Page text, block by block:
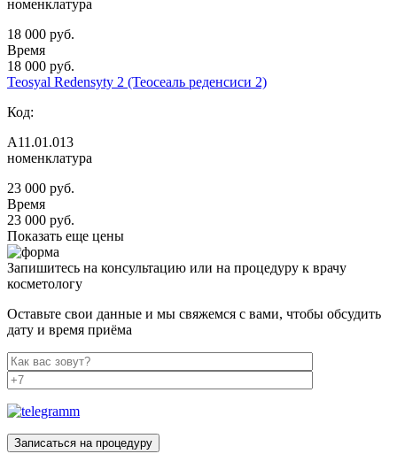
номенклатура
18 000 руб.
Время
18 000 руб.
Teosyal Redensyty 2 (Теосеаль реденсиси 2)
Код:
А11.01.013
номенклатура
23 000 руб.
Время
23 000 руб.
Показать еще цены
Запишитесь на консультацию или на процедуру к врачу
косметологу
Оставьте свои данные и мы свяжемся с вами, чтобы обсудить
дату и время приёма